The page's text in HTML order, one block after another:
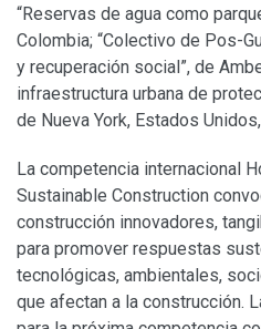
“Reservas de agua como
Colombia; “Colectivo de Pos-
y recuperación social”, de
infraestructura urbana de
de Nueva York, Estados
La competencia internacional
Sustainable Construction
construcción innovadores,
para promover respuestas
tecnológicas, ambientales,
que afectan a la construcción.